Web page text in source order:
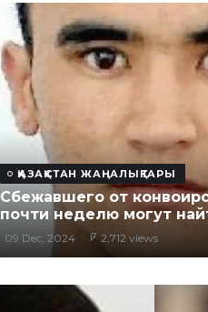
ҚАЗАҚСТАН ЖАҢАЛЫҚТАРЫ
Сбежавшего от
почти неделю могут
09 Dec, 2024 2,712 views